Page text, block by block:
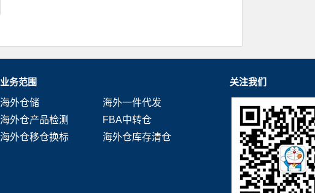
业务范围
海外仓储
海外一件代发
海外仓产品检测
FBA中转仓
海外仓移仓换标
海外仓库存清仓
关注我们